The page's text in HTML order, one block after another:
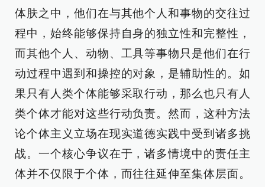
体肤之中，他们在与其他个人和事物的交往过
程中，始终能够保持自身的独立性和完整性，
而其他个人、动物、工具等事物只是他们在行
动过程中遇到和操控的对象，是辅助性的。如
果只有人类个体能够采取行动，那么也只有人
类个体才能对这些行动负责。然而，这种方法
论个体主义立场在现实道德实践中受到诸多挑
战。一个核心争议在于，诸多情境中的责任主
体并不仅限于个体，而往往延伸至集体层面。